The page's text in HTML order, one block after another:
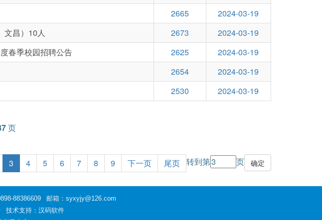
2665
2024-03-19
文昌）10人 2673
2024-03-19
春季校园招聘公告 2625
2024-03-19
2654
2024-03-19
2530 2024-03-19
页
3 4 5 6 7 8 9 下一页 尾页 转到第 页
88386609
邮箱：syxyjy@126.com
技术支持：汉码软件